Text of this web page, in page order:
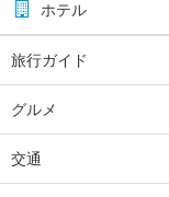
ホテル
旅行ガイド
グルメ
交通